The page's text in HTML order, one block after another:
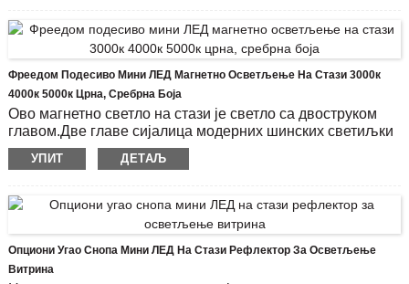
ЛЕД чип: Бридгелук
Температура боје (ЦЦТ): 3000к, 4000к, 6000к
Светлосни ток: 245 Лм Радно време (сат): 20000
Материјал светла: ваздухопловни алуминијум
Фреедом Подесиво Мини ЛЕД Магнетно Осветљење На Стази 3000к
4000к 5000к Црна, Сребрна Боја
Ово магнетно светло на стази је светло са двоструком
главом.Две главе сијалица модерних шинских светиљки
могу се окренути за 180°.Једна магнетна стаза може
поставити више глава лампе како би задовољила
Модел производа: ЦХИБ7519-Р-2В
ЛЕД чип: ОСРАМ
Лака пруга: округли стуб, равна стуба
Карактеристика: Покретна, ротирајућа за 360
УПИТ ДЕТАЉ
Опциони Угао Снопа Мини ЛЕД На Стази Рефлектор За Осветљење
Витрина